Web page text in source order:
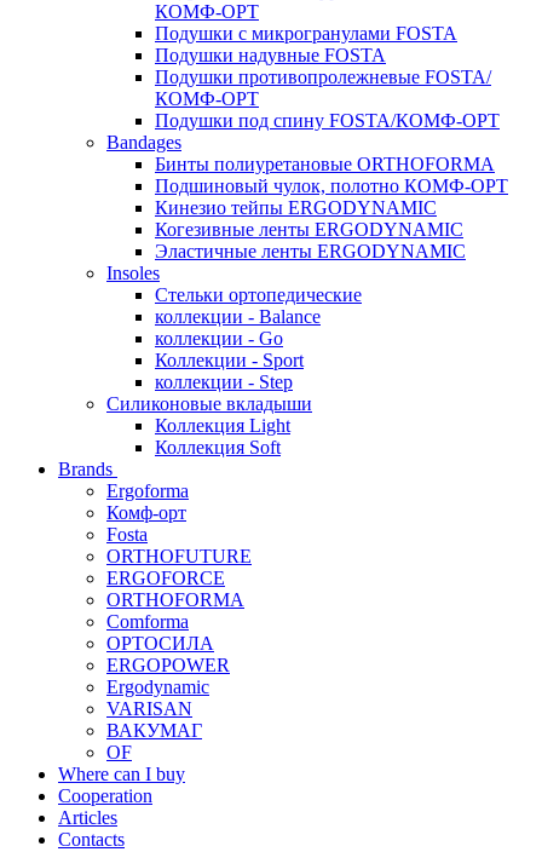
КОМФ-ОРТ
Подушки с микрогранулами FOSTA
Подушки надувные FOSTA
Подушки противопролежневые FOSTA/
КОМФ-ОРТ
Подушки под спину FOSTA/КОМФ-ОРТ
Bandages
Бинты полиуретановые ORTHOFORMA
Подшиновый чулок, полотно КОМФ-ОРТ
Кинезио тейпы ERGODYNAMIC
Когезивные ленты ERGODYNAMIC
Эластичные ленты ERGODYNAMIC
Insoles
Стельки ортопедические
коллекции - Balance
коллекции - Go
Коллекции - Sport
коллекции - Step
Силиконовые вкладыши
Коллекция Light
Коллекция Soft
Brands
Ergoforma
Комф-орт
Fosta
ORTHOFUTURE
ERGOFORCE
ORTHOFORMA
Comforma
ОРТОСИЛА
ERGOPOWER
Ergodynamic
VARISAN
ВАКУМАГ
OF
Where can I buy
Cooperation
Articles
Contacts